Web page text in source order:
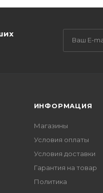
ИНФОРМАЦИЯ
Магазины
Условия оплаты
Условия доставки
Гарантия на товар
Политика